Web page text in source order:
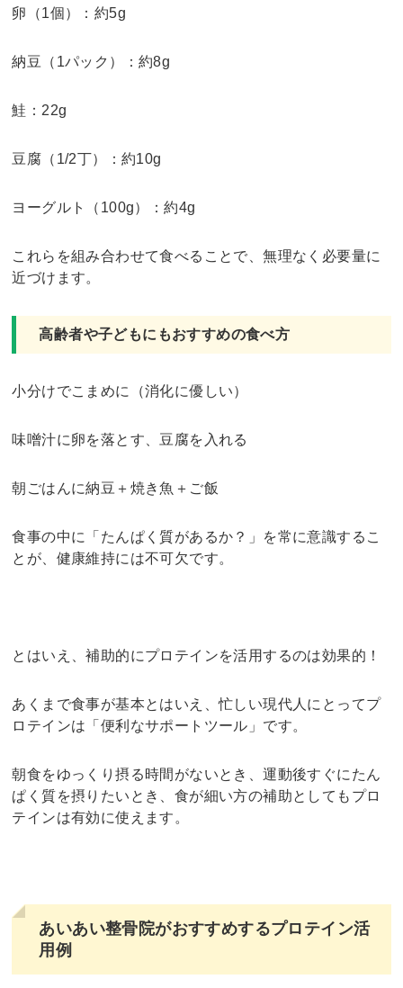
卵（1個）：約5g
納豆（1パック）：約8g
鮭：22g
豆腐（1/2丁）：約10g
ヨーグルト（100g）：約4g
これらを組み合わせて食べることで、無理なく必要量に
近づけます。
高齢者や子どもにもおすすめの食べ方
小分けでこまめに（消化に優しい）
味噌汁に卵を落とす、豆腐を入れる
朝ごはんに納豆＋焼き魚＋ご飯
食事の中に「たんぱく質があるか？」を常に意識するこ
とが、健康維持には不可欠です。
とはいえ、補助的にプロテインを活用するのは効果的！
あくまで食事が基本とはいえ、忙しい現代人にとってプ
ロテインは「便利なサポートツール」です。
朝食をゆっくり摂る時間がないとき、運動後すぐにたん
ぱく質を摂りたいとき、食が細い方の補助としてもプロ
テインは有効に使えます。
あいあい整骨院がおすすめするプロテイン活
用例